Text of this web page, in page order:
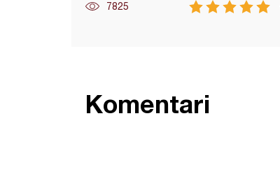
7825
Komentari